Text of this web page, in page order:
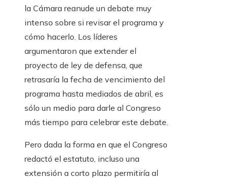
la Cámara reanude un debate muy
intenso sobre si revisar el programa y
cómo hacerlo. Los líderes
argumentaron que extender el
proyecto de ley de defensa, que
retrasaría la fecha de vencimiento del
programa hasta mediados de abril, es
sólo un medio para darle al Congreso
más tiempo para celebrar este debate.
Pero dada la forma en que el Congreso
redactó el estatuto, incluso una
extensión a corto plazo permitiría al